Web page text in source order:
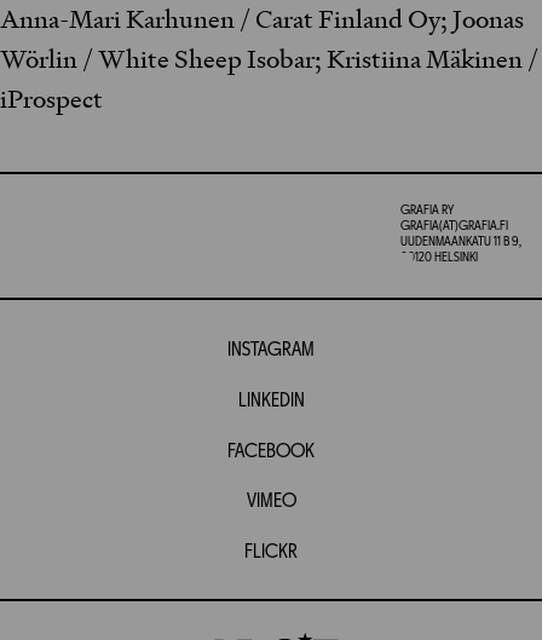
Anna-Mari Karhunen / Carat Finland Oy; Joonas
Wörlin / White Sheep Isobar; Kristiina Mäkinen /
iProspect
GRAFIA RY
GRAFIA(AT)GRAFIA.FI
UUDENMAANKATU 11 B 9,
00120 HELSINKI
INSTAGRAM
LINKEDIN
FACEBOOK
VIMEO
FLICKR